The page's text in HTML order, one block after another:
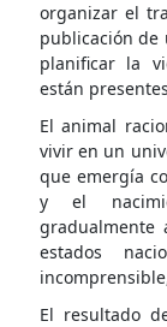
organizar el
publicación de
planificar la
están
El animal
vivir en un
que emergía
y el
gradualmente
estados
El resultado